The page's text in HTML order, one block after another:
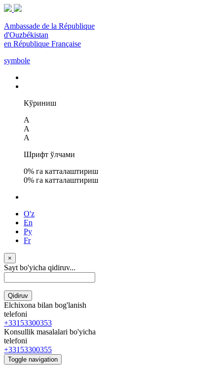
Ambassade de la République
d'Ouzbékistan
en République Française
symbole
Кўриниш
A
A
A
Шрифт ўлчами
0% га катталаштириш
0% га катталаштириш
O'z
En
Ру
Fr
×
Sayt bo'yicha qidiruv...
Qidiruv
Elchixona bilan bog'lanish
telefoni
+33153300353
Konsullik masalalari bo'yicha
telefoni
+33153300355
Toggle navigation